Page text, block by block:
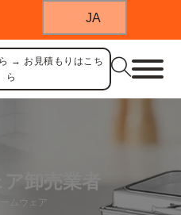
JA
→ お見積もりはこち
ら
卸売業者
ームウェア